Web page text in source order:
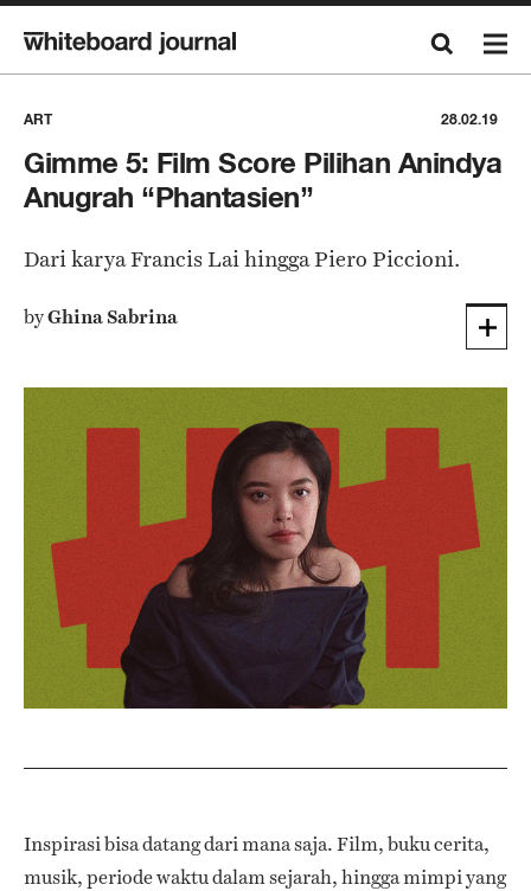
ART 28.02.19
Gimme 5: Film Score Pilihan Anindya
Anugrah “Phantasien”
Dari karya Francis Lai hingga Piero Piccioni.
byGhina Sabrina
Inspirasi bisa datang dari mana saja. Film, buku cerita,
musik, periode waktu dalam sejarah, hingga mimpi yang